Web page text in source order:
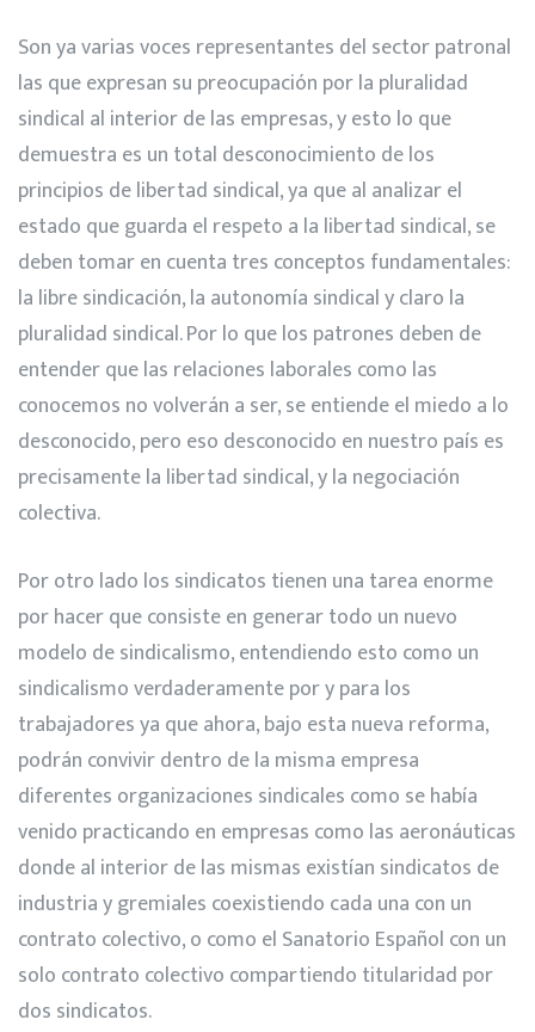
Son ya varias voces representantes del sector patronal
las que expresan su preocupación por la pluralidad
sindical al interior de las empresas, y esto lo que
demuestra es un total desconocimiento de los
principios de libertad sindical, ya que al analizar el
estado que guarda el respeto a la libertad sindical, se
deben tomar en cuenta tres conceptos fundamentales:
la libre sindicación, la autonomía sindical y claro la
pluralidad sindical. Por lo que los patrones deben de
entender que las relaciones laborales como las
conocemos no volverán a ser, se entiende el miedo a lo
desconocido, pero eso desconocido en nuestro país es
precisamentela libertad sindical, y la negociación
colectiva.
Por otro lado los sindicatos tienen una tarea enorme
por hacer que consiste en generar todo un nuevo
modelo de sindicalismo, entendiendo esto como un
sindicalismo verdaderamente por y para los
trabajadores ya que ahora, bajo esta nueva reforma,
podrán convivir dentro de la misma empresa
diferentes organizaciones sindicales como se había
venido practicando en empresas como las aeronáuticas
donde al interior de las mismas existían sindicatos de
industria y gremiales coexistiendo cada una con un
contrato colectivo, o como el Sanatorio Español con un
solo contrato colectivo compartiendo titularidad por
dos sindicatos.